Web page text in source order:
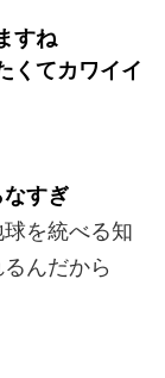
すね
くてカワイイ
すぎ
を統べる知
んだから